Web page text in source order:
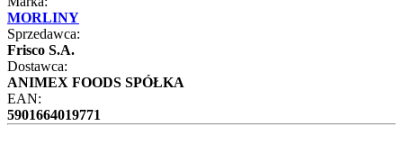
MORLINY
Sprzedawca:
Frisco S.A.
Dostawca:
ANIMEX FOODS SPÓŁKA
EAN:
5901664019771